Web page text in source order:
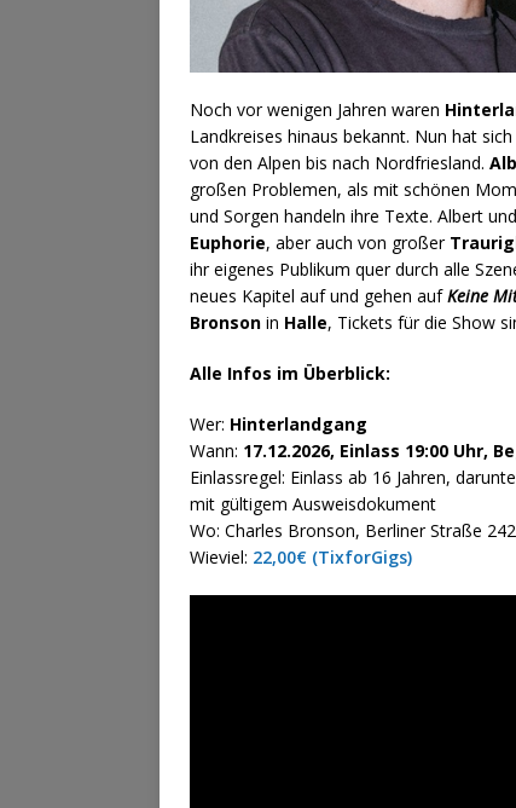
Noch vor wenigen Jahren waren
Landkreises hinaus bekannt. Nun hat
von den Alpen bis nach Nordfriesland.
großen Problemen, als mit schönen
und Sorgen handeln ihre Texte. Albert
Euphorie, aber auch von großer
ihr eigenes Publikum quer durch alle
neues Kapitel auf und gehen aufKeine
Bronson in Halle, Tickets für die Show
Alle Infos im Überblick:
Wer: Hinterlandgang
Wann: 17.12.2026, Einlass 19:00 Uhr,
Einlassregel: Einlass ab 16 Jahren,
mit gültigem Ausweisdokument
Wo: Charles Bronson, Berliner Straße
Wieviel: 22,00€ (TixforGigs)